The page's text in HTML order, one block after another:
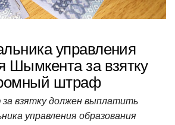
управления
Шымкента за взятку
штраф
взятку должен выплатить
управления образования